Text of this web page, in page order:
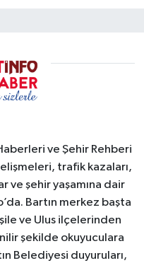
ve Şehir Rehberi
trafik kazaları,
ve şehir yaşamına dair
Bartın merkez başta
ve Ulus ilçelerinden
şekilde okuyuculara
Belediyesi duyuruları,